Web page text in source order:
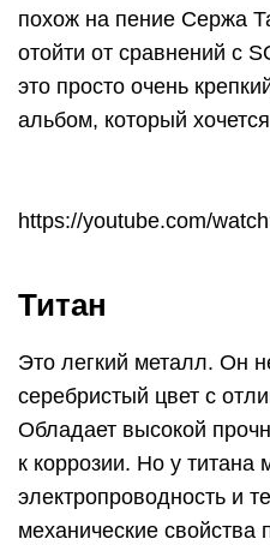
похож на пение Сержа
отойти от сравнений с
это просто очень
альбом, который
https://youtube.com/
Титан
Это легкий металл. Он
серебристый цвет с
Обладает высокой
к коррозии. Но у титана
электропроводность и
механические свойства